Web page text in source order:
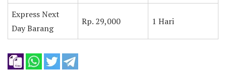
Express Next
Day Barang
Rp. 29,000 1 Hari